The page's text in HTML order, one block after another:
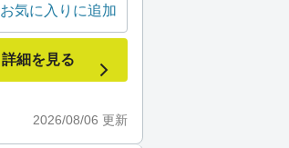
2026/08/06 更新
お気に入りに追加
詳細を見る